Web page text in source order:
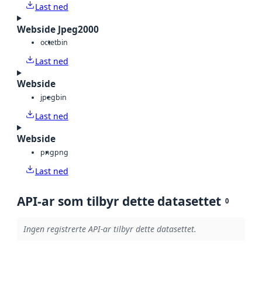
Last ned
Webside Jpeg2000
octetbin
Last ned
Webside
jpegbin
Last ned
Webside
pngpng
Last ned
API-ar som tilbyr dette datasettet 0
Ingen registrerte API-ar tilbyr dette datasettet.